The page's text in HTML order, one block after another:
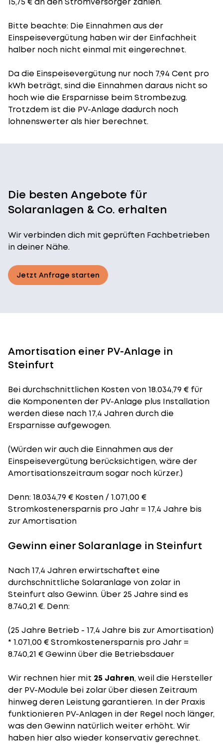
Bitte beachte: Die Einnahmen aus der
Einspeisevergütung haben wir der Einfachheit
halber noch nicht einmal mit eingerechnet.
Da die Einspeisevergütung nur noch 7,94 Cent pro
kWh beträgt, sind die Einnahmen daraus nicht so
hoch wie die Ersparnisse beim Strombezug.
Trotzdem ist die PV-Anlage dadurch noch
lohnenswerter als hier berechnet.
Die besten Angebote für
Solaranlagen & Co. erhalten
Wir verbinden dich mit geprüften Fachbetrieben
in deiner Nähe.
Jetzt Anfrage starten
Amortisation einer PV-Anlage in
Steinfurt
Bei durchschnittlichen Kostenvon 18.034,79 € für
die Komponenten der PV-Anlage plus Installation
werden diese nach 17,4 Jahren durch die
Ersparnisse aufgewogen.
(Würden wir auch die Einnahmen aus der
Einspeisevergütung berücksichtigen, wäre der
Amortisationszeitraumsogar noch kürzer.)
Denn: 18.034,79 € Kosten / 1.071,00 €
Stromkostenersparnis pro Jahr = 17,4 Jahre bis
zur Amortisation
Gewinn einer Solaranlage in Steinfurt
Nach 17,4 Jahren erwirtschaftet eine
durchschnittliche Solaranlage von zolar in
Steinfurt also Gewinn. Über 25 Jahre sind es
8.740,21 €. Denn:
(25 Jahre Betrieb - 17,4 Jahre bis zur Amortisation)
* 1.071,00 € Stromkostenersparnis pro Jahr =
8.740,21 € Gewinn über die Betriebsdauer
Wir rechnen hier mit 25 Jahren, weil die Hersteller
der PV-Module bei zolar über diesen Zeitraum
hinweg deren Leistung garantieren. In der Praxis
funktionieren PV-Anlagen in der Regel noch länger,
was den Gewinn natürlich weiter erhöht. Wir
haben hier also wieder konservativ gerechnet.